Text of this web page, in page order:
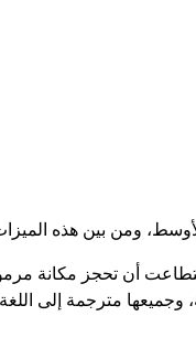
وجميعها مترجمة إلى